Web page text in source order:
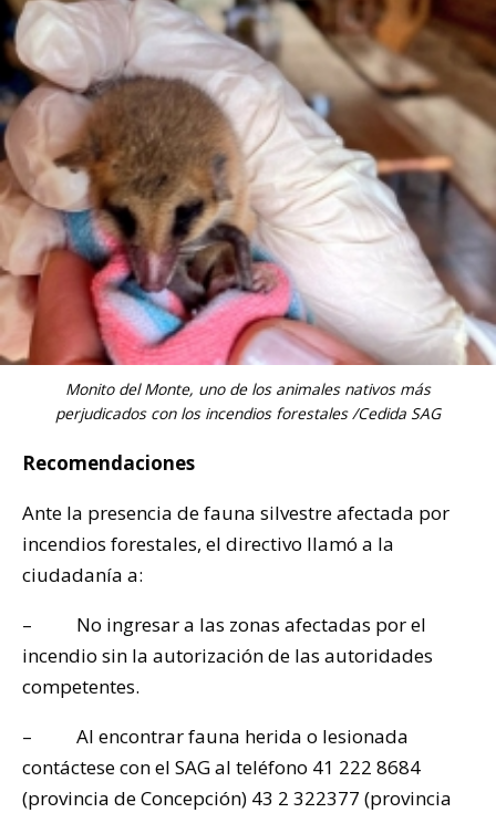
Monito del Monte, uno de los animales nativos más
perjudicados con los incendios forestales /Cedida SAG
Recomendaciones
Ante la presencia de fauna silvestre afectada por
incendios forestales, el directivo llamó a la
ciudadanía a:
– No ingresar a las zonas afectadas por el
incendio sin la autorización de las autoridades
competentes.
– Al encontrar fauna herida o lesionada
contáctese con el SAG al teléfono 41 222 8684
(provincia de Concepción) 43 2 322377 (provincia